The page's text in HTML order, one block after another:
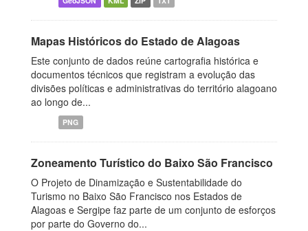
Mapas Históricos do Estado de Alagoas
Este conjunto de dados reúne cartografia histórica e
documentos técnicos que registram a evolução das
divisões políticas e administrativas do território alagoano
ao longo de...
PNG
Zoneamento Turístico do Baixo São Francisco
O Projeto de Dinamização e Sustentabilidade do
Turismo no Baixo São Francisco nos Estados de
Alagoas e Sergipe faz parte de um conjunto de esforços
por parte do Governo do...